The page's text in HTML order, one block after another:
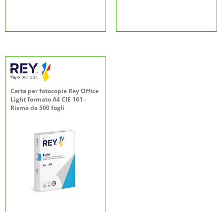
Carta per fotocopie Rey Office
Light formato A4 CIE 161 -
Risma da 500 fogli